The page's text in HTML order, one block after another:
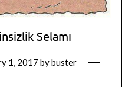
Selamı
1, 2017 bybuster